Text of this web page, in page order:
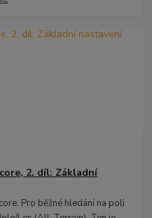
2. díl: Základní
Pro běžné hledání na poli